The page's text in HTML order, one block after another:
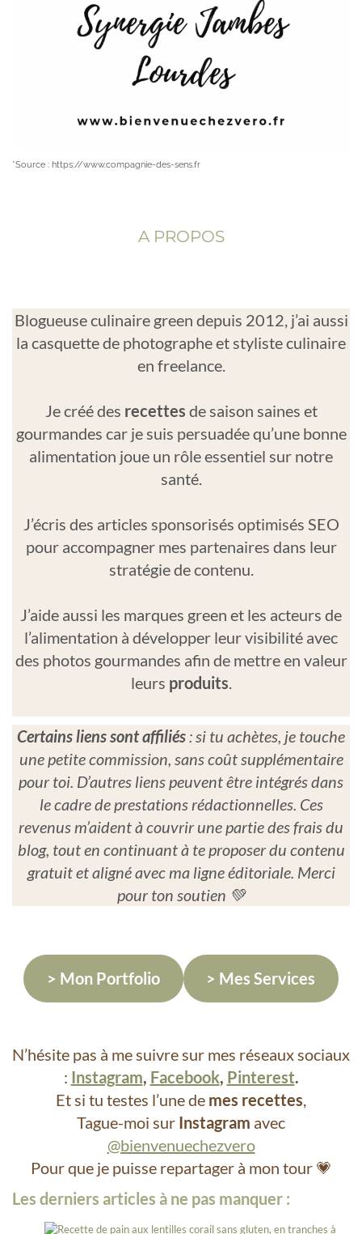
*Source : https://www.compagnie-des-sens.fr
A PROPOS
Blogueuse culinaire green depuis 2012, j’ai aussi
la casquette de photographe et styliste culinaire
en freelance.
Je créé des recettes de saison saines et
gourmandes car je suis persuadée qu’une bonne
alimentation joue un rôle essentiel sur notre
santé.
J’écris des articles sponsorisés optimisés SEO
pour accompagner mes partenaires dans leur
stratégie de contenu.
J’aide aussi les marques green et les acteurs de
l’alimentation à développer leur visibilité avec
des photos gourmandes afin de mettre en valeur
leurs produits.
Certains liens sont affiliés: si tu achètes, je touche
une petite commission, sans coût supplémentaire
pour toi. D’autres liens peuvent être intégrés dans
le cadre de prestations rédactionnelles. Ces
revenus m’aident à couvrir une partie des frais du
blog, tout en continuant à te proposer du contenu
gratuit et aligné avec ma ligne éditoriale. Merci
pour ton soutien 💚
> Mon Portfolio > Mes Services
N’hésite pas à me suivre sur mes réseaux sociaux
: Instagram, Facebook, Pinterest.
Et si tu testes l’une de mes recettes
Tague-moi sur Instagram avec
@bienvenuechezvero
Pour que je puisse repartager à mon tour 💗
Les derniers articles à ne pas manquer :